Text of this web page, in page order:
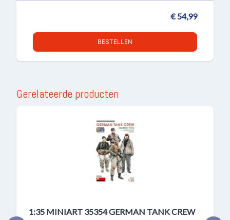
€ 54,99
BESTELLEN
Gerelateerde producten
1:35 MINIART 35354 GERMAN TANK CREW